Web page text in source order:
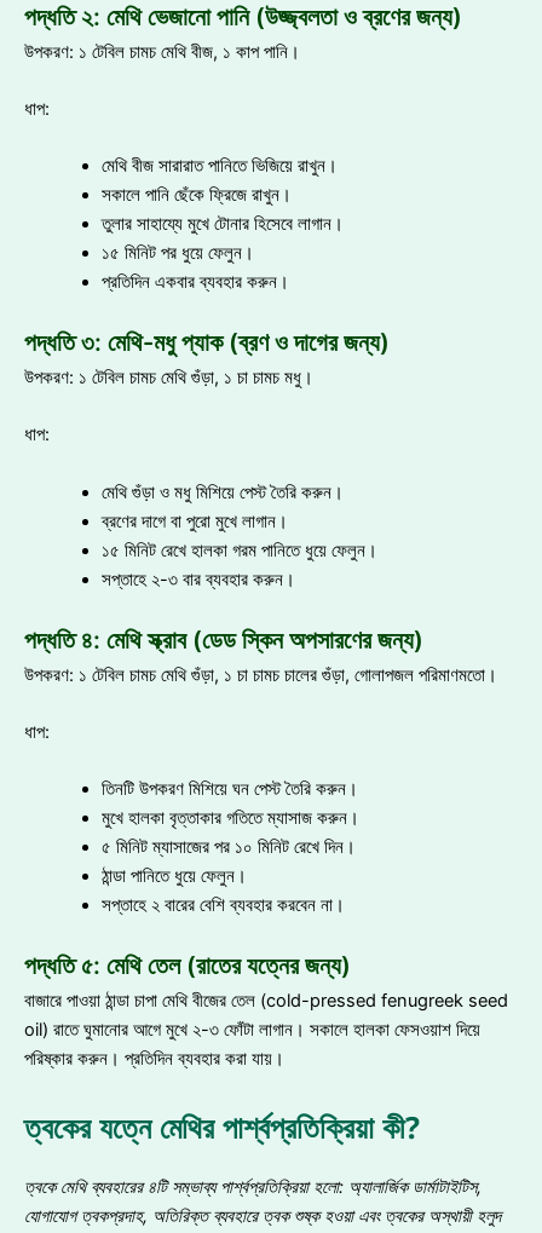
পদ্ধতি ২: মেথি ভেজানো পানি (উজ্জ্বলতা ও ব্রণের জন্য)
উপকরণ: ১ টেবিল চামচ মেথি বীজ, ১ কাপ পানি।
ধাপ:
মেথি বীজ সারারাত পানিতে ভিজিয়ে রাখুন।
সকালে পানি ছেঁকে ফ্রিজে রাখুন।
তুলার সাহায্যে মুখে টোনার হিসেবে লাগান।
১৫ মিনিট পর ধুয়ে ফেলুন।
প্রতিদিন একবার ব্যবহার করুন।
পদ্ধতি ৩: মেথি-মধু প্যাক (ব্রণ ও দাগের জন্য)
উপকরণ: ১ টেবিল চামচ মেথি গুঁড়া, ১ চা চামচ মধু।
ধাপ:
মেথি গুঁড়া ও মধু মিশিয়ে পেস্ট তৈরি করুন।
ব্রণের দাগে বা পুরো মুখে লাগান।
১৫ মিনিট রেখে হালকা গরম পানিতে ধুয়ে ফেলুন।
সপ্তাহে ২-৩ বার ব্যবহার করুন।
পদ্ধতি ৪: মেথি স্ক্রাব (ডেড স্কিন অপসারণের জন্য)
উপকরণ: ১ টেবিল চামচ মেথি গুঁড়া, ১ চা চামচ চালের গুঁড়া, গোলাপজল পরিমাণমতো।
ধাপ:
তিনটি উপকরণ মিশিয়ে ঘন পেস্ট তৈরি করুন।
মুখে হালকা বৃত্তাকার গতিতে ম্যাসাজ করুন।
৫ মিনিট ম্যাসাজের পর ১০ মিনিট রেখে দিন।
ঠান্ডা পানিতে ধুয়ে ফেলুন।
সপ্তাহে ২ বারের বেশি ব্যবহার করবেন না।
পদ্ধতি ৫: মেথি তেল (রাতের যত্নের জন্য)
বাজারে পাওয়া ঠান্ডা চাপা মেথি বীজের তেল (cold-pressed fenugreek seed
oil) রাতে ঘুমানোর আগে মুখে ২-৩ ফোঁটা লাগান। সকালে হালকা ফেসওয়াশ দিয়ে
পরিষ্কার করুন। প্রতিদিন ব্যবহার করা যায়।
ত্বকের যত্নে মেথির পার্শ্বপ্রতিক্রিয়া কী?
ত্বকে মেথি ব্যবহারের ৪টি সম্ভাব্য পার্শ্বপ্রতিক্রিয়া হলো: অ্যালার্জিক ডার্মাটাইটিস,
যোগাযোগ ত্বকপ্রদাহ, অতিরিক্ত ব্যবহারে ত্বক শুষ্ক হওয়া এবং ত্বকের অস্থায়ী হলুদ